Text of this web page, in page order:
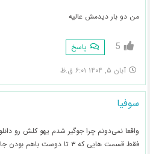
من دو بار دیدمش عالیه
5 پاسخ
آبان ۵, ۱۴۰۴ ۶:۰۱ ق.ظ
سوفیا
واقعا نمی‌دونم چرا جوگیر شدم یهو کلش رو
فقط قسمت هایی که ۳ تا دوست باهم بودن جالب بودن